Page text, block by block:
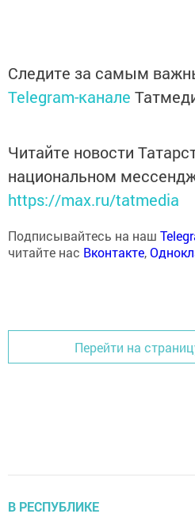
Следите за самым
Telegram-канале
Читайте новости
национальном
https://max.ru/tatmedia
Подписывайтесь на наш
читайте нас Вконтакте,
Перейти на
В РЕСПУБЛИКЕ